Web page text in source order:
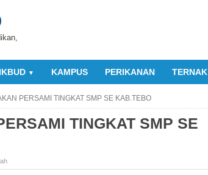
▼ KAMPUS PERIKANAN TERNAK
PERSAMI TINGKAT SMP SE KAB.TEBO
TINGKAT SMP SE